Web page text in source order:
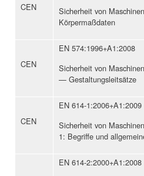
CEN
Sicherheit von
Körpermaßdaten
CEN
EN 574:1996+A1:2008
Sicherheit von
— Gestaltungsleitsätze
CEN
EN 614-1:2006+A1:2009
Sicherheit von
1: Begriffe und
EN 614-2:2000+A1:2008